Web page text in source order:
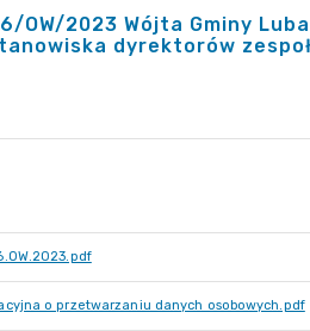
OW/2023 Wójta Gminy
dyrektorów
o przetwarzaniu danych osobowych.pdf